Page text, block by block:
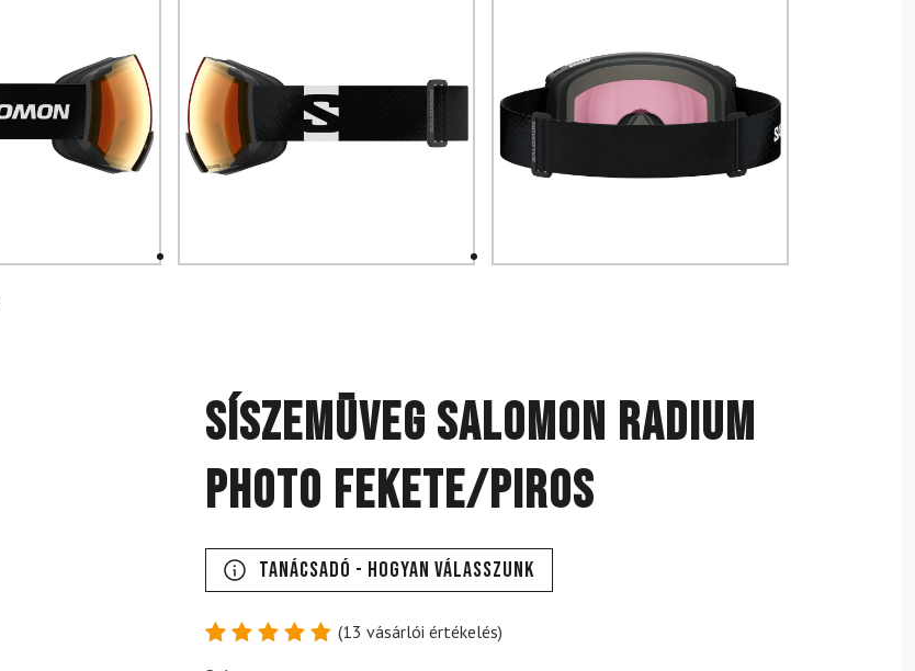
Síszemüveg SALOMON Radium
Photo Fekete/Piros
Tanácsadó - Hogyan válasszunk
(13 vásárlói értékelés)